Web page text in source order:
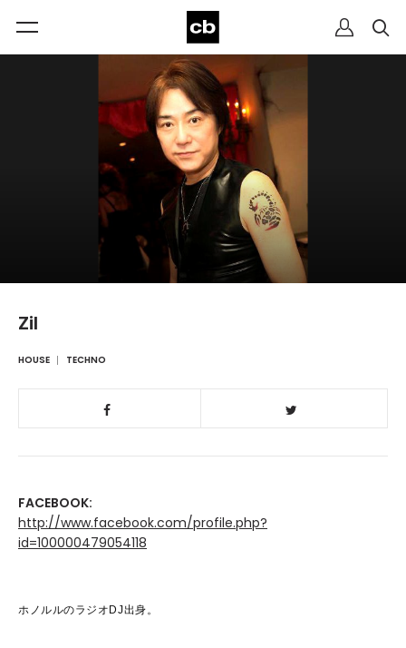
Zil
HOUSE TECHNO
FACEBOOK:
http://www.facebook.com/profile.php?
id=100000479054118
ホノルルのラジオ DJ出身。